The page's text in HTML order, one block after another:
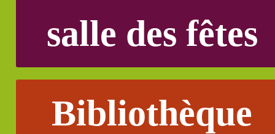
salle des fêtes
Bibliothèque